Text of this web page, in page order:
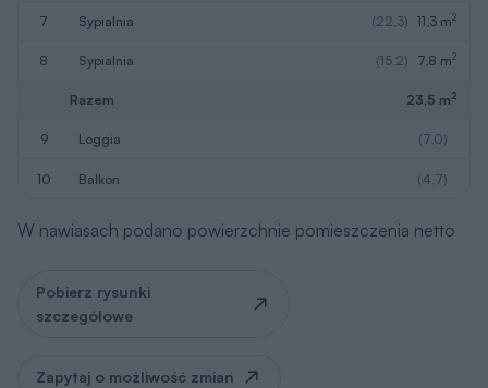
7 sypialnia (22,3) 11,3 m2
8 sypialnia (15,2) 7,8 m2
Razem 23,5 m2
9 loggia (7,0)
10 balkon (4,7)
W nawiasach podano powierzchnie pomieszczenia netto
Pobierz rysunki
szczegółowe
Zapytaj o możliwość zmian